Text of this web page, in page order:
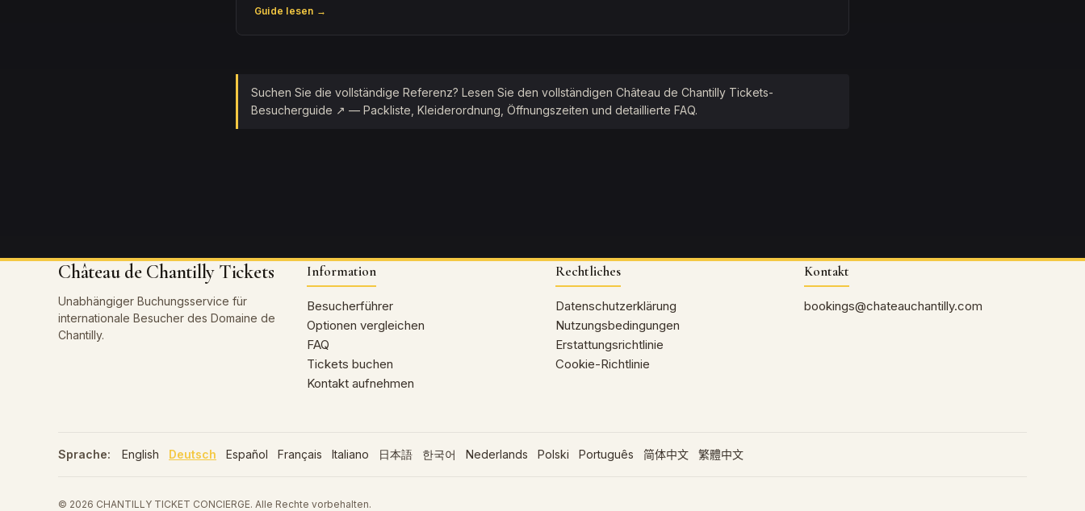
Guide lesen →
Suchen Sie die vollständige Referenz? Lesen Sie den vollständigen Château de Chantilly Tickets-
Besucherguide ↗ — Packliste, Kleiderordnung, Öffnungszeiten und detaillierte FAQ.
Château de Chantilly Tickets
Unabhängiger Buchungsservice für
internationale Besucher des Domaine de
Chantilly.
Information
Besucherführer
Optionen vergleichen
FAQ
Tickets buchen
Kontakt aufnehmen
Rechtliches
Datenschutzerklärung
Nutzungsbedingungen
Erstattungsrichtlinie
Cookie-Richtlinie
Kontakt
bookings@chateauchantilly.com
Sprache: English Deutsch Español Français Italiano 日本語 한국어 Nederlands Polski Português 简体中文 繁體中文
© 2026 CHANTILLY TICKET CONCIERGE. Alle Rechte vorbehalten.